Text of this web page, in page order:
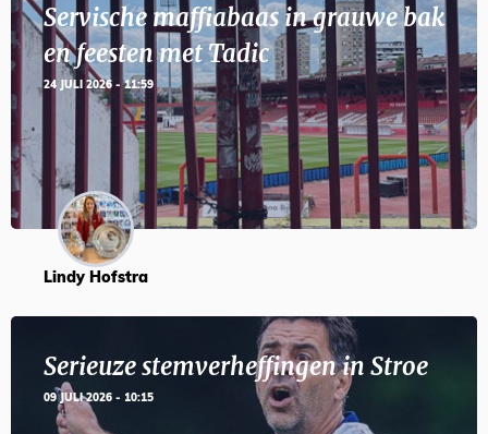
Servische maffiabaas in grauwe bak
en feesten met Tadic
24 JULI 2026 - 11:59
Lindy Hofstra
Serieuze stemverheffingen in Stroe
09 JULI 2026 - 10:15